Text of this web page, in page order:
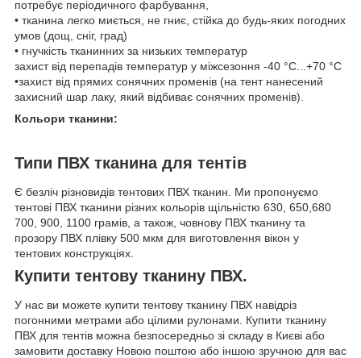
потребує періодичного фарбування,
• тканина легко миється, не гниє, стійка до будь-яких погодних
умов (дощ, сніг, град)
• гнучкість тканинних за низьких температур
захист від перепадів температур у міжсезоння -40 °C...+70 °C
•захист від прямих сонячних променів (на тент нанесений
захисний шар лаку, який відбиває сонячних променів).
Кольори тканини:
Типи ПВХ тканина для тентів
Є безліч різновидів тентових ПВХ тканин. Ми пропонуємо
тентові ПВХ тканини різних кольорів щільністю 630, 650,680
700, 900, 1100 грамів, а також, човнову ПВХ тканину та
прозору ПВХ плівку 500 мкм для виготовлення вікон у
тентових конструкціях.
Купити тентову тканину ПВХ.
У нас ви можете купити тентову тканину ПВХ навідріз
погонними метрами або цілими рулонами. Купити тканину
ПВХ для тентів можна безпосередньо зі складу в Києві або
замовити доставку Новою поштою або іншою зручною для вас